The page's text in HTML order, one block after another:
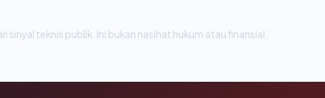
sinyal teknis publik. Ini bukan nasihat hukum atau finansial.